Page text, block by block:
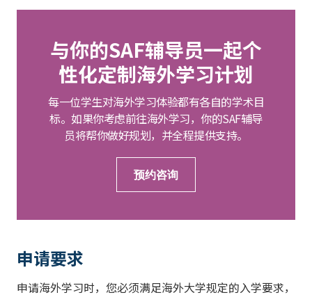
与你的SAF辅导员一起个
性化定制海外学习计划
每一位学生对海外学习体验都有各自的学术目
标。如果你考虑前往海外学习，你的SAF辅导
员将帮你做好规划，并全程提供支持。
预约咨询
申请要求
申请海外学习时，您必须满足海外大学规定的入学要求，